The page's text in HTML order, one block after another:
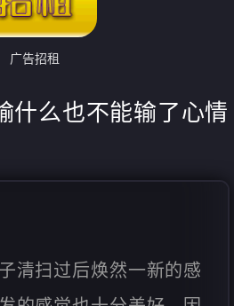
广告招租
什么也不能输了心情
清扫过后焕然一新的感